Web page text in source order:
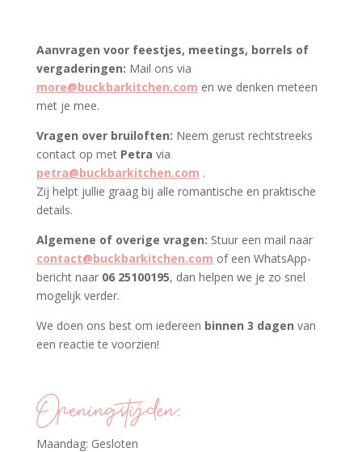
Aanvragen voor feestjes, meetings, borrels of
vergaderingen: Mail ons via
more@buckbarkitchen.com en we denken meteen
met je mee.
Vragen over bruiloften: Neem gerust rechtstreeks
contact op met Petra via
petra@buckbarkitchen.com .
Zij helpt jullie graag bij alle romantische en praktische
details.
Algemene of overige vragen: Stuur een mail naar
contact@buckbarkitchen.com of een WhatsApp-
bericht naar 06 25100195, dan helpen we je zo snel
mogelijk verder.
We doen ons best om iedereen binnen 3 dagen van
een reactie te voorzien!
Openingstijden:
Maandag: Gesloten